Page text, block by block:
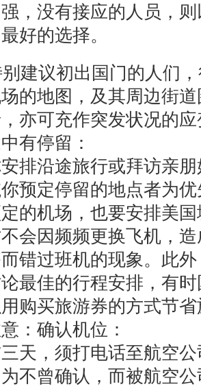
，没有接应的人员，
好的选择。
建议初出国门的人们
的地图，及其周边街
亦可充作突发状况的
停留：
沿途旅行或拜访亲朋
预定停留的地点者为
的机场，也要安排美
会因频频更换飞机，
错过班机的现象。此
最佳的行程安排，有
购买旅游券的方式节
确认机位：
，须打电话至航空公
不曾确认，而被航空